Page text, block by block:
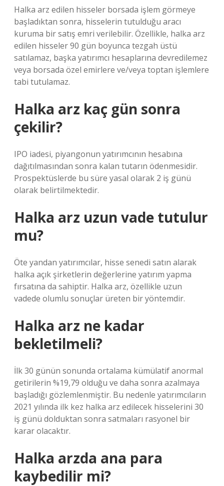
Halka arz edilen hisseler borsada işlem görmeye
başladıktan sonra, hisselerin tutulduğu aracı
kuruma bir satış emri verilebilir. Özellikle, halka arz
edilen hisseler 90 gün boyunca tezgah üstü
satılamaz, başka yatırımcı hesaplarına devredilemez
veya borsada özel emirlere ve/veya toptan işlemlere
tabi tutulamaz.
Halka arz kaç gün sonra
çekilir?
IPO iadesi, piyangonun yatırımcının hesabına
dağıtılmasından sonra kalan tutarın ödenmesidir.
Prospektüslerde bu süre yasal olarak 2 iş günü
olarak belirtilmektedir.
Halka arz uzun vade tutulur
mu?
Öte yandan yatırımcılar, hisse senedi satın alarak
halka açık şirketlerin değerlerine yatırım yapma
fırsatına da sahiptir. Halka arz, özellikle uzun
vadede olumlu sonuçlar üreten bir yöntemdir.
Halka arz ne kadar
bekletilmeli?
İlk 30 günün sonunda ortalama kümülatif anormal
getirilerin %19,79 olduğu ve daha sonra azalmaya
başladığı gözlemlenmiştir. Bu nedenle yatırımcıların
2021 yılında ilk kez halka arz edilecek hisselerini 30
iş günü dolduktan sonra satmaları rasyonel bir
karar olacaktır.
Halka arzda ana para
kaybedilir mi?